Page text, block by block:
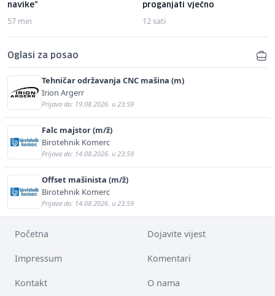
navike"
57 min
proganjati vječno
12 sati
Oglasi za posao
Tehničar održavanja CNC mašina (m)
Irion Argerr
Prijava do: 19.08.2026. u 23:59
Falc majstor (m/ž)
Birotehnik Komerc
Prijava do: 14.08.2026. u 23:59
Offset mašinista (m/ž)
Birotehnik Komerc
Prijava do: 14.08.2026. u 23:59
Početna Dojavite vijest
Impressum Komentari
Kontakt O nama